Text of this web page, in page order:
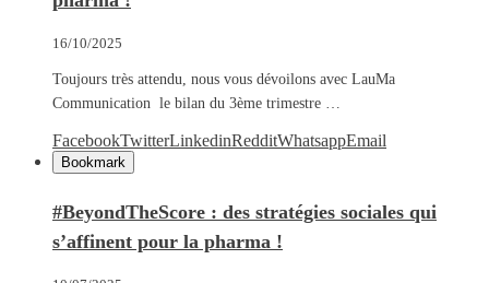
16/10/2025
Toujours très attendu, nous vous dévoilons avec LauMa
Communication le bilan du 3ème trimestre …
FacebookTwitterLinkedinRedditWhatsappEmail
Bookmark
#BeyondTheScore : des stratégies sociales qui
s’affinent pour la pharma !